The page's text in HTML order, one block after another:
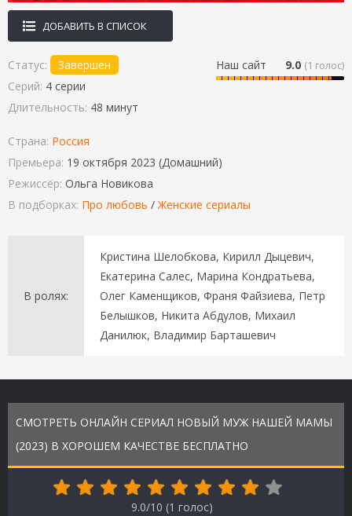
ДОБАВИТЬ В СПИСОК
Наш сайт 9.0 (1 голос)
Статус:
Завершен
Серий: 4 серии
Длительность: 48 минут
Страна: Россия
Премьера: 19 октября 2023 (Домашний)
Режиссёр: Ольга Новикова
В подборках: Про любовь /Женские сериалы
В ролях:
Кристина Шелобкова, Кирилл Дыцевич,
Екатерина Салес, Марина Кондратьева,
Олег Каменщиков, Франя Файзиева, Петр
Белышков, Никита Абдулов, Михаил
Данилюк, Владимир Барташевич
СМОТРЕТЬ ОНЛАЙН СЕРИАЛ НОВЫЙ МУЖ НАШЕЙ МАМЫ
(2023) В ХОРОШЕМ КАЧЕСТВЕ БЕСПЛАТНО
9.0/10 (1 голос)